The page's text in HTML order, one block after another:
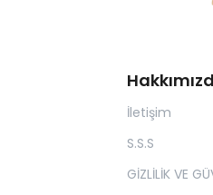
İletişim
S.S.S
GİZLİLİK VE